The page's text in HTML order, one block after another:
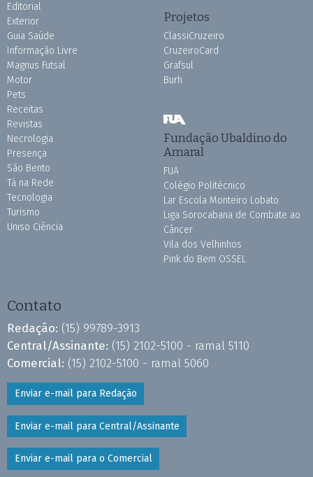
Editorial
Exterior
Guia Saúde
Informação Livre
Magnus Futsal
Motor
Pets
Receitas
Revistas
Necrologia
Presença
São Bento
Tá na Rede
Tecnologia
Turismo
Uniso Ciência
Projetos
ClassiCruzeiro
CruzeiroCard
Grafsul
Burh
Fundação Ubaldino do
Amaral
FUA
Colégio Politécnico
Lar Escola Monteiro Lobato
Liga Sorocabana de Combate ao
Câncer
Vila dos Velhinhos
Pink do Bem OSSEL
Contato
Redação: (15) 99789-3913
Central/Assinante: (15) 2102-5100 - ramal 5110
Comercial: (15) 2102-5100 - ramal 5060
Enviar e-mail para Redação
Enviar e-mail para Central/Assinante
Enviar e-mail para o Comercial